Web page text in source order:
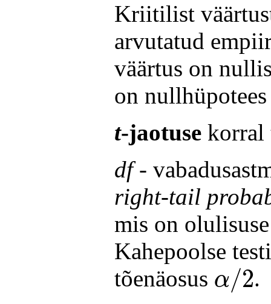
Kriitilist
arvutatud
väärtus on
on
t-jaotuse korral
df-
right-tail
mis on
Kahepoolse
tõenäosus α/2
α 2 .